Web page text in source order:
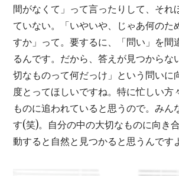
間がなくて」って言ったりして、それ
ていない。「いやいや、じゃあ何のた
すか」って。要するに、「問い」を間
るんです。だから、答えが見つからな
切なものって何だっけ」という問いに
度とってほしいですね。特に忙しい方
ものに追われていると思うので。みん
す(笑)。自分の中の大切なものに向き
動すると自然と見つかると思うんです